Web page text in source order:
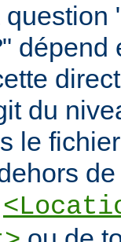
" dépend
du
le